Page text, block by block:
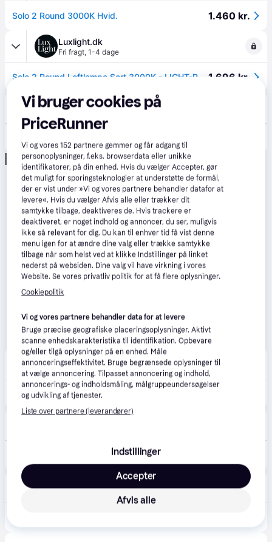
Solo 2 Round 3000K Hvid. 1.460 kr.
Luxlight.dk
Fri fragt, 1-4 dage
1.696 kr.
Illums Bolighus
Annonce
Jensen Company
Fri fragt , 2-5 dage
Loftlampe LIGHT-POINT, dæmpbar, Hvid, Køkken, Aluminium
Eller 3 betalinger af 487 kr.
(5)
Vi bruger cookies på
PriceRunner
Vi og vores152 partnere gemmer og får adgang til
personoplysninger, f.eks. browserdata eller unikke
identifikatorer, på din enhed. Hvis du vælger Accepter, gør
det muligt for sporingsteknologier at understøtte de formål,
der er vist under »Vi og vores partnere behandler datafor at
levere«. Hvis du vælger Afvis alle eller trækker dit
samtykke tilbage, deaktiveres de. Hvis trackere er
deaktiveret, er noget indhold og annoncer, du ser, muligvis
ikke så relevant for dig. Du kan til enhver tid få vist denne
menu igen for at ændre dine valg eller trække samtykke
tilbage når som helst ved at klikke Indstillinger på linket
nederst på websiden. Dine valg vil have virkning i vores
Website. Se vores privatliv politik for at få flere oplysninger.
Cookiepolitik
Vi og vores partnere behandler data for at levere
Bruge præcise geografiske placeringsoplysninger. Aktivt
scanne enhedskarakteristika til identifikation. Opbevare
og/eller tilgå oplysninger på en enhed. Måle
annonceringseffektivitet. Bruge begrænsede oplysninger til
at vælge annoncering. Tilpasset annoncering og indhold,
annoncerings- og indholdsmåling, målgruppeundersøgelser
og udvikling af tjenester.
Liste over partnere (leverandører)
Indstillinger
Afvis alle
Accepter